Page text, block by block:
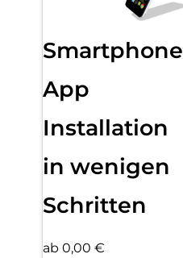
Smartphone
App
Installation
in wenigen
Schritten
ab 0,00 €